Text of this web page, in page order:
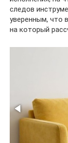
следов
уверенным, что
на который